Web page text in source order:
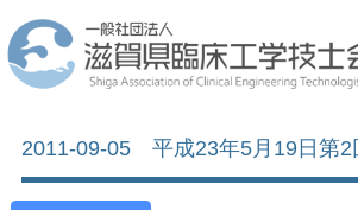
2011-09-05 平成23年5月19日第2